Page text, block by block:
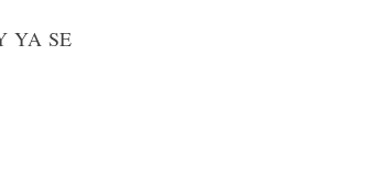
YA SE